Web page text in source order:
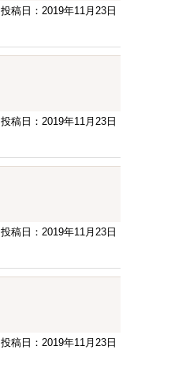
投稿日：2019年11月23日
投稿日：2019年11月23日
投稿日：2019年11月23日
投稿日：2019年11月23日